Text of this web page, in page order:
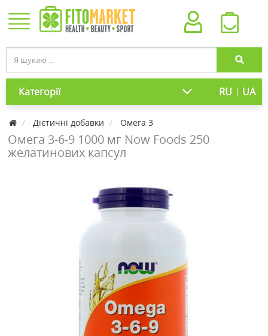
Категорії RU | UA
Дієтичні добавки Омега 3
Омега 3-6-9 1000 мг Now Foods 250
желатинових капсул